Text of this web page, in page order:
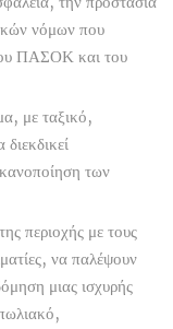
νόμων που
ΠΑΣΟΚ και του
με ταξικό,
των
περιοχής με τους
να παλέψουν
μιας ισχυρής